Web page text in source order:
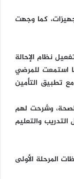
كما وجهت
نظام الإحالة
استمعت للمرضي
تطبيق التأمين
وشرحت لهم
والتعليم
المرحلة الأولى